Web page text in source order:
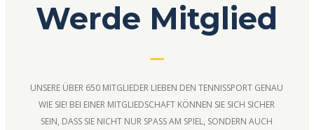
Werde Mitglied
UNSERE ÜBER 650 MITGLIEDER LIEBEN DEN TENNISSPORT GENAU
WIE SIE! BEI EINER MITGLIEDSCHAFT KÖNNEN SIE SICH SICHER
SEIN, DASS SIE NICHT NUR SPASS AM SPIEL, SONDERN AUCH N